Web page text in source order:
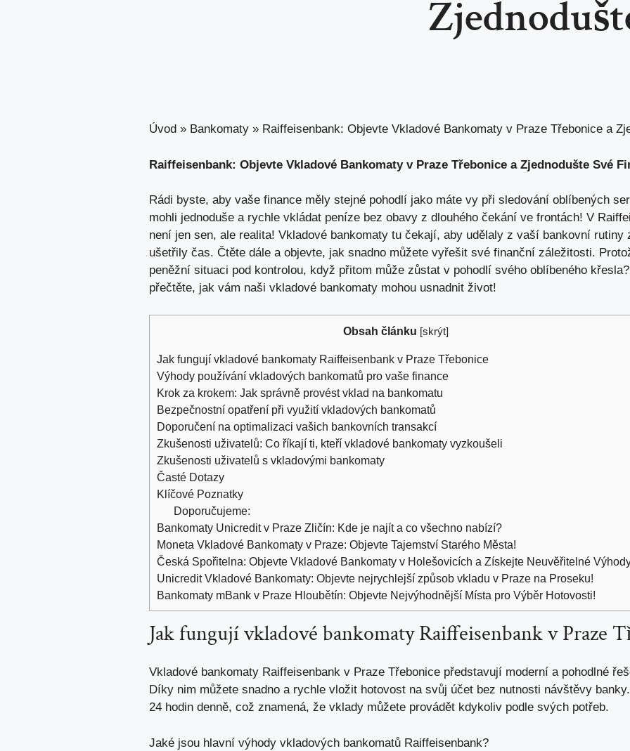
Úvod » Bankomaty » Raiffeisenbank: Objevte Vkladové Bankomaty v Praze Třebonice a
Raiffeisenbank: Objevte Vkladové Bankomaty v Praze Třebonice a Zjednodušte Své
Rádi byste, aby vaše finance měly stejné pohodlí jako máte vy při sledování oblíbených
mohli jednoduše a rychle vkládat peníze bez obavy z dlouhého čekání ve frontách! V
není jen sen, ale realita! Vkladové bankomaty tu čekají, aby udělaly z vaší bankovní rutiny
ušetřily čas. Čtěte dále a objevte, jak snadno můžete vyřešit své finanční záležitosti.
peněžní situaci pod kontrolou, když přitom může zůstat v pohodlí svého oblíbeného
přečtěte, jak vám naši vkladové bankomaty mohou usnadnit život!
Obsah článku [skrýt]
Jak fungují vkladové bankomaty Raiffeisenbank v Praze Třebonice
Výhody používání vkladových bankomatů pro vaše finance
Krok za krokem: Jak správně provést vklad na bankomatu
Bezpečnostní opatření při využití vkladových bankomatů
Doporučení na optimalizaci vašich bankovních transakcí
Zkušenosti uživatelů: Co říkají ti, kteří vkladové bankomaty vyzkoušeli
Zkušenosti uživatelů s vkladovými bankomaty
Časté Dotazy
Klíčové Poznatky
Doporučujeme:
Bankomaty Unicredit v Praze Zličín: Kde je najít a co všechno nabízí?
Moneta Vkladové Bankomaty v Praze: Objevte Tajemství Starého Města!
Česká Spořitelna: Objevte Vkladové Bankomaty v Holešovicích a Získejte Neuvěřitelné
Unicredit Vkladové Bankomaty: Objevte nejrychlejší způsob vkladu v Praze na Proseku!
Bankomaty mBank v Praze Hloubětín: Objevte Nejvýhodnější Místa pro Výběr Hotovosti!
Jak fungují vkladové bankomaty Raiffeisenbank v Praze
Vkladové bankomaty Raiffeisenbank v Praze Třebonice představují moderní a pohodlné
Díky nim můžete snadno a rychle vložit hotovost na svůj účet bez nutnosti návštěvy
24 hodin denně, což znamená, že vklady můžete provádět kdykoliv podle svých potřeb.
Jaké jsou hlavní výhody vkladových bankomatů Raiffeisenbank?